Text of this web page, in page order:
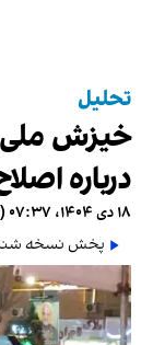
تحلیل
خیزش ملی
درباره
۱۸ دی ۱۴۰۴، ۰۷:۳۷ (‎+۰ گرینویچ)
پخش نسخه